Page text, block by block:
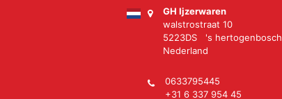
GH Ijzerwaren
walstrostraat 10
5223DS 's hertogenbosch
Nederland
0633795445
+31 6 337 954 45